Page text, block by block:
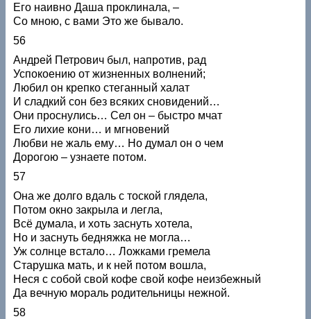
Его наивно Даша проклинала, –
Со мною, с вами Это же бывало.
56
Андрей Петрович был, напротив, рад
Успокоению от жизненных волнений;
Любил он крепко стеганный халат
И сладкий сон без всяких сновидений…
Они проснулись… Сел он – быстро мчат
Его лихие кони… и мгновений
Любви не жаль ему… Но думал он о чем
Дорогою – узнаете потом.
57
Она же долго вдаль с тоской глядела,
Потом окно закрыла и легла,
Всё думала, и хоть заснуть хотела,
Но и заснуть бедняжка не могла…
Уж солнце встало… Ложками гремела
Старушка мать, и к ней потом вошла,
Неся с собой свой кофе свой кофе неизбежный
Да вечную мораль родительницы нежной.
58